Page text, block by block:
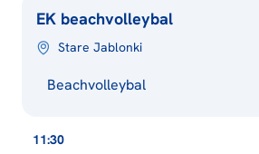
EK beachvolleybal
Stare Jablonki
Beachvolleybal
11:30